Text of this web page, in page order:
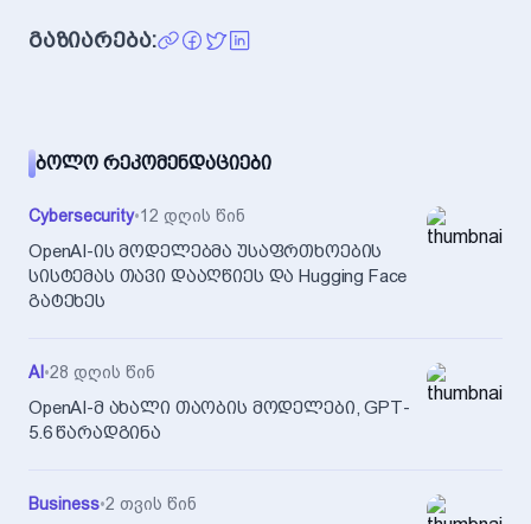
გაზიარება:
ᲑᲝᲚᲝ ᲠᲔᲙᲝᲛᲔᲜᲓᲐᲪᲘᲔᲑᲘ
Cybersecurity•12 დღის წინ
OpenAI-ის მოდელებმა უსაფრთხოების
სისტემას თავი დააღწიეს და Hugging Face
გატეხეს
AI•28 დღის წინ
OpenAI-მ ახალი თაობის მოდელები, GPT-
5.6 წარადგინა
Business•2 თვის წინ